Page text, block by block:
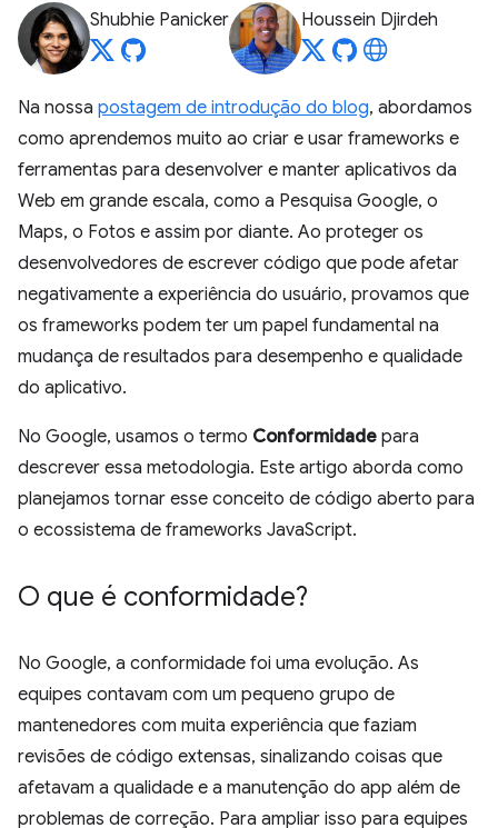
Shubhie Panicker Houssein Djirdeh
Na nossa postagem de introdução do blog, abordamos
como aprendemos muito ao criar e usar frameworks e
ferramentas para desenvolver e manter aplicativos da
Web em grande escala, como a Pesquisa Google, o
Maps, o Fotos e assim por diante. Ao proteger os
desenvolvedores de escrever código que pode afetar
negativamente a experiência do usuário, provamos que
os frameworks podem ter um papel fundamental na
mudança de resultados para desempenho e qualidade
do aplicativo.
No Google, usamos o termo Conformidade para
descrever essa metodologia. Este artigo aborda como
planejamos tornar esse conceito de código aberto para
o ecossistema de frameworks JavaScript.
O que é conformidade?
No Google, a conformidade foi uma evolução. As
equipes contavam com um pequeno grupo de
mantenedores com muita experiência que faziam
revisões de código extensas, sinalizando coisas que
afetavam a qualidade e a manutenção do app além de
problemas de correção. Para ampliar isso para equipes